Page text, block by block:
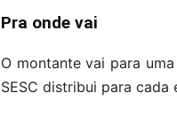
Pra onde vai
O montante vai para
SESC distribui para